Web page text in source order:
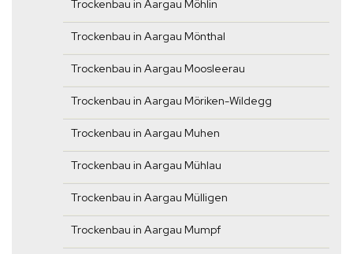
Trockenbau in Aargau Möhlin
Trockenbau in Aargau Mönthal
Trockenbau in Aargau Moosleerau
Trockenbau in Aargau Möriken-Wildegg
Trockenbau in Aargau Muhen
Trockenbau in Aargau Mühlau
Trockenbau in Aargau Mülligen
Trockenbau in Aargau Mumpf